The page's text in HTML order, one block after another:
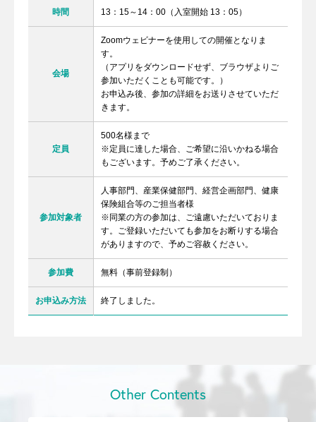
時間 13：15～14：00（入室開始 13：05）
会場
Zoomウェビナーを使用しての開催となりま
す。
（アプリをダウンロードせず、ブラウザよりご
参加いただくことも可能です。）
お申込み後、参加の詳細をお送りさせていただ
きます。
定員
500名様まで
※定員に達した場合、ご希望に沿いかねる場合
もございます。予めご了承ください。
参加対象者
人事部門、産業保健部門、経営企画部門、健康
保険組合等のご担当者様
※同業の方の参加は、ご遠慮いただいておりま
す。ご登録いただいても参加をお断りする場合
がありますので、予めご容赦ください。
参加費 無料（事前登録制）
お申込み方法 終了しました。
Other Contents